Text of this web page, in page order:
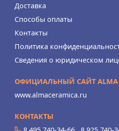
Доставка
Способы оплаты
Контакты
Политика
Сведения о юридическом
ОФИЦИАЛЬНЫЙ САЙТ ALMA
www.almaceramica.ru
КОНТАКТЫ